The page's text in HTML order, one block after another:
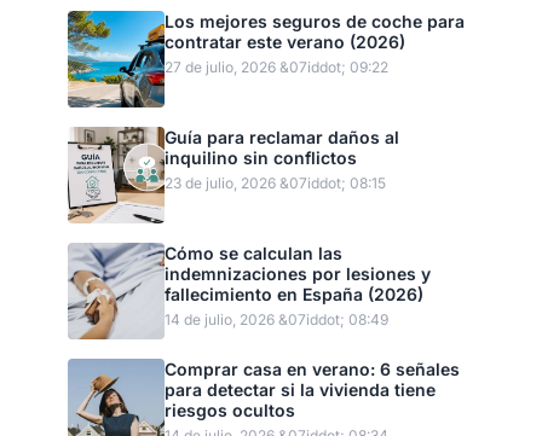
Los mejores seguros de coche para
contratar este verano (2026)
27 de julio, 2026 &07iddot; 09:22
Guía para reclamar daños al
inquilino sin conflictos
23 de julio, 2026 &07iddot; 08:15
Cómo se calculan las
indemnizaciones por lesiones y
fallecimiento en España (2026)
14 de julio, 2026 &07iddot; 08:49
Comprar casa en verano: 6 señales
para detectar si la vivienda tiene
riesgos ocultos